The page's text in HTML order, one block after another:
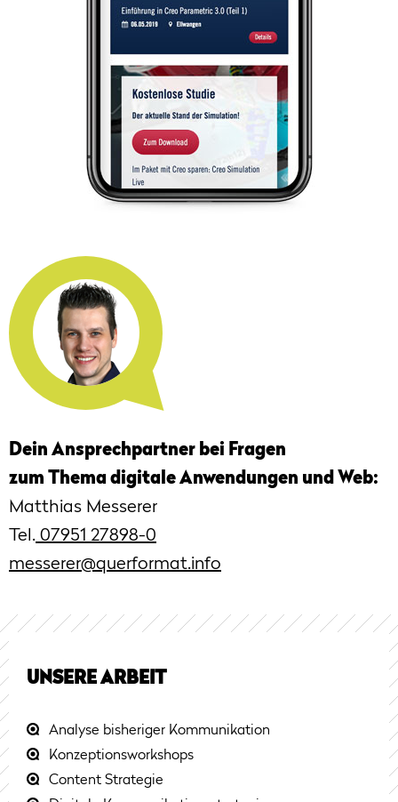
Dein Ansprechpartner bei Fragen
zum Thema digitale Anwendungen und Web:
Matthias Messerer
Tel. 07951 27898-0
messerer@querformat.info
UNSERE ARBEIT
Analyse bisheriger Kommunikation
Konzeptionsworkshops
Content Strategie